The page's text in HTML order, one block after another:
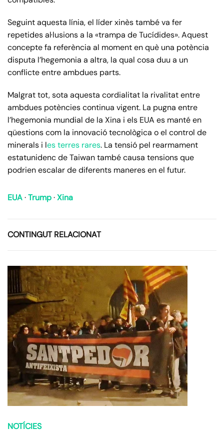
Seguint aquesta línia, el líder xinès també va fer
repetides al·lusions a la «trampa de Tucídides». Aquest
concepte fa referència al moment en què una potència
disputa l’hegemonia a altra, la qual cosa duu a un
conflicte entre ambdues parts.
Malgrat tot, sota aquesta cordialitat la rivalitat entre
ambdues potències continua vigent. La pugna entre
l’hegemonia mundial de la Xina i els EUA es manté en
qüestions com la innovació tecnològica o el control de
minerals i les terres rares. La tensió pel rearmament
estatunidenc de Taiwan també causa tensions que
podrien escalar de diferents maneres en el futur.
EUA·Trump·Xina
CONTINGUT RELACIONAT
NOTÍCIES